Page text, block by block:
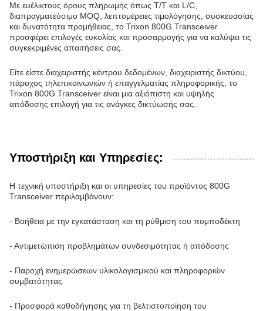
Με ευέλικτους όρους πληρωμής όπως T/T και L/C,
διαπραγματεύσιμο MOQ, λεπτομέρειες τιμολόγησης, συσκευασίας
και δυνατότητα προμήθειας, το Trixon 800G Transceiver
προσφέρει επιλογές ευκολίας και προσαρμογής για να καλύψει τις
συγκεκριμένες απαιτήσεις σας.
Είτε είστε διαχειριστής κέντρου δεδομένων, διαχειριστής δικτύου,
πάροχος τηλεπικοινωνιών ή επαγγελματίας πληροφορικής, το
Trixon 800G Transceiver είναι μια αξιόπιστη και υψηλής
απόδοσης επιλογή για τις ανάγκες δικτύωσής σας.
Υποστήριξη και Υπηρεσίες:
Η τεχνική υποστήριξη και οι υπηρεσίες του προϊόντος 800G
Transceiver περιλαμβάνουν:
- Βοήθεια με την εγκατάσταση και τη ρύθμιση του πομποδέκτη
- Αντιμετώπιση προβλημάτων συνδεσιμότητας ή απόδοσης
- Παροχή ενημερώσεων υλικολογισμικού και πληροφοριών
συμβατότητας
- Προσφορά καθοδήγησης για τη βελτιστοποίηση του